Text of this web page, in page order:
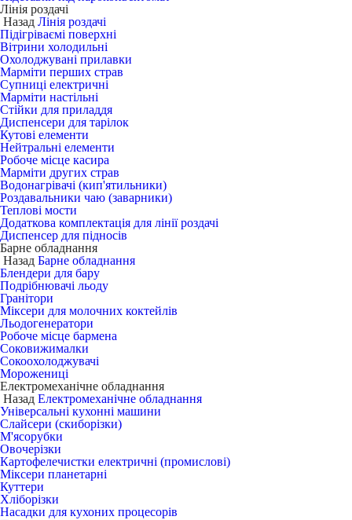
Лінія роздачі
Назад Лінія роздачі
Підігріваємі поверхні
Вітрини холодильні
Охолоджувані прилавки
Марміти перших страв
Супниці електричні
Марміти настільні
Стійки для приладдя
Диспенсери для тарілок
Кутові елементи
Нейтральні елементи
Робоче місце касира
Марміти других страв
Водонагрівачі (кип'ятильники)
Роздавальники чаю (заварники)
Теплові мости
Додаткова комплектація для лінії роздачі
Диспенсер для підносів
Барне обладнання
Назад Барне обладнання
Блендери для бару
Подрібнювачі льоду
Гранітори
Міксери для молочних коктейлів
Льодогенератори
Робоче місце бармена
Соковижималки
Сокоохолоджувачі
Морожениці
Електромеханічне обладнання
Назад Електромеханічне обладнання
Універсальні кухонні машини
Слайсери (скиборізки)
М'ясорубки
Овочерізки
Картофелечистки електричні (промислові)
Міксери планетарні
Куттери
Хліборізки
Насадки для кухоних процесорів